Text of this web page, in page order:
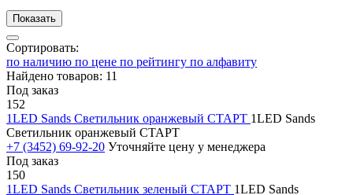
Сортировать:
по наличию по цене по рейтингу по алфавиту
Найдено товаров: 11
Под заказ
152
1LED Sands Светильник оранжевый СТАРТ 1LED Sands
Светильник оранжевый СТАРТ
+7 (3452) 69-92-20 Уточняйте цену у менеджера
Под заказ
150
1LED Sands Светильник зеленый СТАРТ 1LED Sands